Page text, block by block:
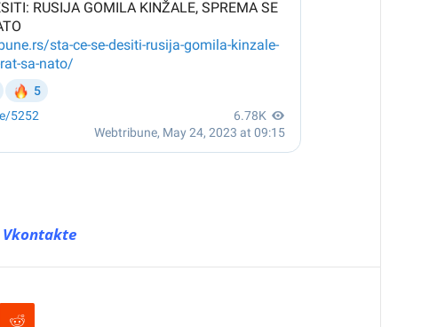
Vkontakte